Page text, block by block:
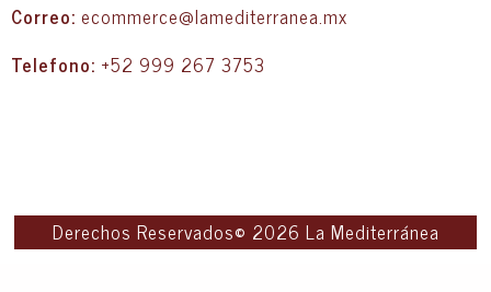
Correo: ecommerce@lamediterranea.mx
Telefono: +52 999 267 3753
Derechos Reservados© 2026 La Mediterránea